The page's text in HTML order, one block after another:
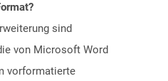
sind
von Microsoft Word
vorformatierte